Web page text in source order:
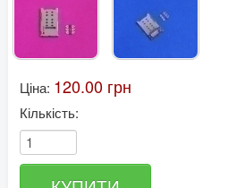
Ціна: 120.00 грн
Кількість: